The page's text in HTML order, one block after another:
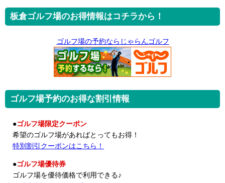
板倉ゴルフ場のお得情報はコチラから！
ゴルフ場の予約ならじゃらんゴルフ
ゴルフ場予約のお得な割引情報
●ゴルフ場限定クーポン
希望のゴルフ場があればとってもお得！
特別割引クーポンはこちら！
●ゴルフ場優待券
ゴルフ場を優待価格で利用できる♪